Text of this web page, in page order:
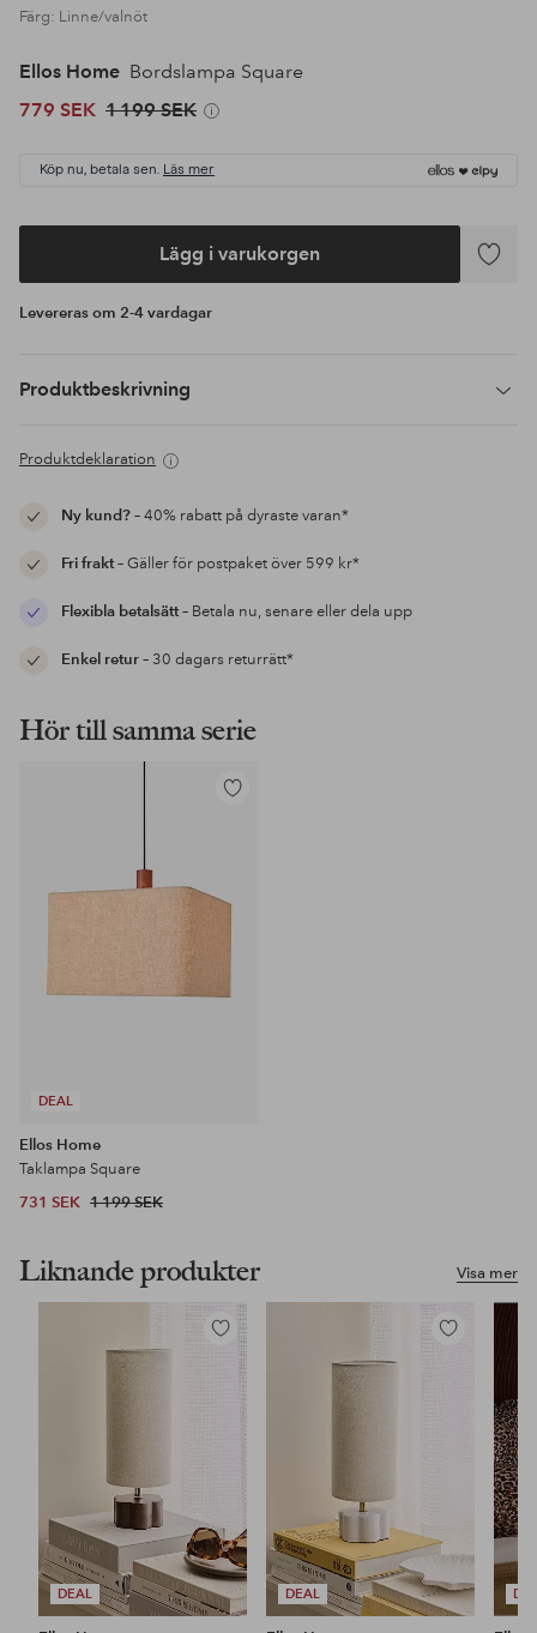
Färg: Linne/valnöt
Ellos Home Bordslampa Square
779 SEK 1 199 SEK
Köp nu, betala sen. Läs mer
Lägg i varukorgen
Lägg
Levereras om 2-4 vardagar
Produktbeskrivning
Produktdeklaration
Ny kund?– 40% rabatt på dyraste varan*
Fri frakt– Gäller för postpaket över 599 kr*
Flexibla betalsätt– Betala nu, senare eller dela upp
Enkel retur– 30 dagars returrätt*
Hör till samma serie
DEAL
Lägg
Ellos Home
Taklampa Square
731 SEK 1 199 SEK
Visa mer
Liknande produkter
DEAL
Lägg
favoriter
DEAL
Lägg
i